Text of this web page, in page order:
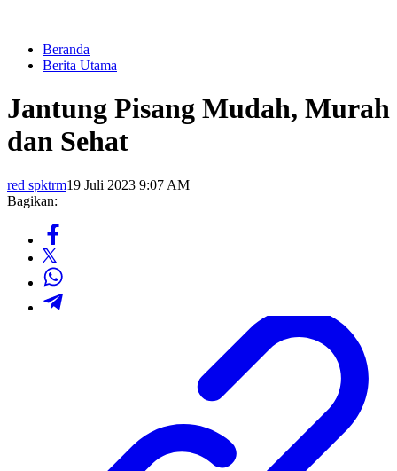
Beranda
Berita Utama
Jantung Pisang Mudah, Murah
dan Sehat
red spktrm19 Juli 2023 9:07 AM
Bagikan: